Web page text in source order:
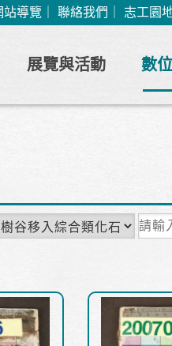
站導覽 聯絡我們 志工園
展覽與活動 數
關
鍵
尋